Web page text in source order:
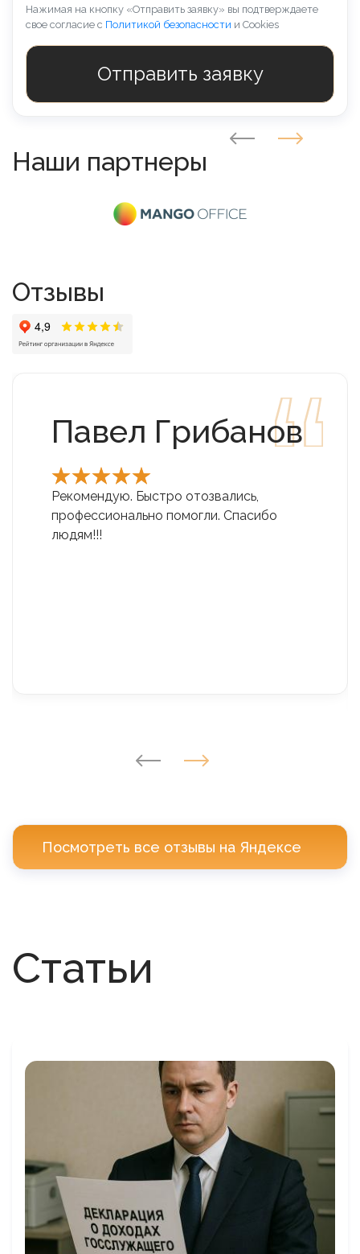
Нажимая на кнопку «Отправить заявку» вы подтверждаете
свое согласие с Политикой безопасности и Cookies
Наши партнеры
Отзывы
Павел Грибанов
Рекомендую. Быстро отозвались,
профессионально помогли. Спасибо
людям!!!
Посмотреть все отзывы на Яндексе
Статьи